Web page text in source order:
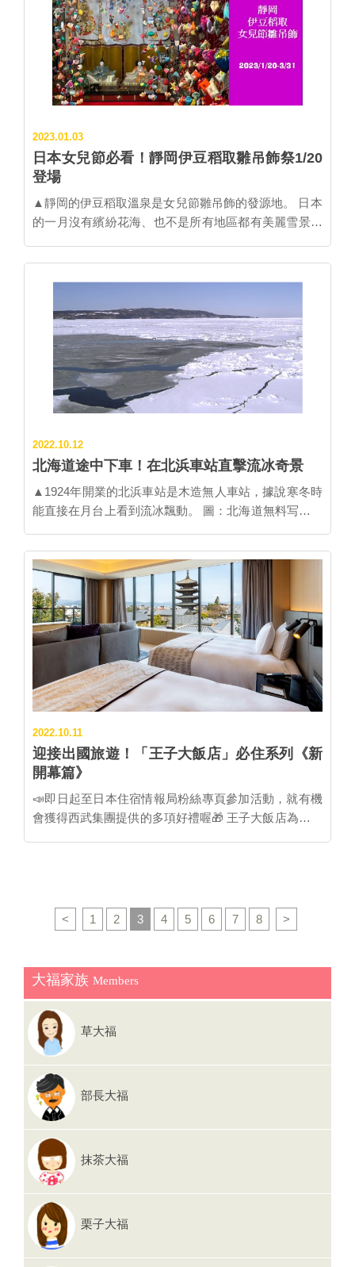
成「甜點之都」。其中又以「熱海布丁」最為人熟知，
並且已經開了2號店還是人氣買氣扶搖直上，是在地話
題名店。 ▲位於熱海車站前的熱海布丁本店不分平日或
假日總是大排長龍，目前共有六種基本款布丁， 售價每
瓶在400至420日圓之間。圖：株式會社FUJINONE╱提
馬作為品牌主角，呼應帶有鹽份的熱海溫泉。結果這款
復古又可愛的設計風格備受歡迎，不僅創下30萬瓶布丁
的銷售紀錄，每逢週末更是要排隊1小時以上才買得
到，於是隔年又開了2號店，店內特別設置以「澡堂」
概念打造出的內用空間。光是店門口大大粉紅門簾上的
論是河馬坐墊、布丁瓶抱枕、每個細節都讓人愛不釋
手。連焦糖布丁附的糖漿小瓶居然也是河馬造型。除了
布丁飲料甜點，周邊商品也很人氣。下次來熱海，一定
要來瞧瞧，你會跟我一樣大吃一驚，然後想要重新再次
好好認識熱海。 ╲熱海布丁（本店）╱ 地址：静岡縣熱
海市田原本町3-14 營業時間：10：00～18：00 公休
http://www.atami-purin.com/ ╲熱海布丁（Café 2nd）╱
地址：静岡縣熱海市銀座町10-22 （沢口大樓1樓） 營
業時間：10：00～18：00 公休日：不定休 交通方式：
JR熱海站徒歩12分鐘 官網：http://2nd.atami-purin.com
2023.01.03
日本女兒節必看！靜岡伊豆稻取雛吊飾祭1/20
登場
▲靜岡的伊豆稻取溫泉是女兒節雛吊飾的發源地。 日本
的一月沒有繽紛花海、也不是所有地區都有美麗雪景可
月便已經登場。靜岡縣伊豆半島的稻取女兒節以雛吊飾
形式聞名，將從1月20日登場、配合河津櫻花季，一路
區的傘福、福岡縣柳川市的SAGEMON女兒節吊飾並稱
為「日本三大雛吊飾」。 ▍女兒節雛吊飾的由來 發源於
江戶時代後期，據說是當地婦女以舊和服的布、或不要
的布塊，用充滿母愛與祈願的心情，一針一線仔細縫製
而成的吊飾，祈求保佑子女健康、無病無痛、家庭幸
福。 ▲稻取女兒節雛吊飾的主會場在文化公園雛之館。
月31日期間舉行，主會場為文化公園雛之館，共展出上
萬個迷你雛偶和可愛小物，其中超巨大雛吊飾(含6409
個小物件)和超大17層女兒節裝置平台是最大特色。期間
會碰上河津櫻綻放時節，看雛吊飾賞櫻一舉兩得。 【主
2023年1月20日～3月31日 ・時間：9:00～17:00（16:30
最後入場） ・門票：500日圓 ▲在雛之館
NABURATOTO(なぶらとと)展出的雛吊飾。 【協力会
場】雛之館NABURATOTO(なぶらとと)
https://goo.gl/maps/gRjiKyvRBCGYZRZg6 ・門票：100
日圓 ・期間：2月18日～3月12日 展出吊飾小物件約有
2200個，是江戶時代極具歷史價值的古今雛偶，還有舊
平戶藩士松浦家的壽免公主嫁到鳥...…
2022.10.12
北海道途中下車！在北浜車站直擊流冰奇景
▲1924年開業的北浜車站是木造無人車站，據說寒冬時
能直接在月台上看到流冰飄動。 圖：北海道無料写真素
計畫今年冬天前往北海道賞雪滑雪，在此推薦一個可以
近距離直接觀看流冰奇景的據點：坐落於網走市的「北
浜車站」。 釧網本線的「北浜車站」是最靠近鄂霍次克
海的無人車站。越過樸素的木造車站建築，月台的對面
便是一望無際的大海。雖然此地冬天極其酷寒，但因為
可以超近距離看見流冰漂浮的模樣，北浜車站可說是非
常人氣。同時因為遠離聚落，車站周遭甚麼都沒有，車
站旁邊的展望台可以自由來去，視野極佳。 這裡也是著
名的電影外景地。候車室從天花板到牆壁全貼滿了來訪
店「停車場」的存在，開業至今已經30多年，始終默默
守護著「北浜車站」這個無人車站，也是在地人和旅客
的最佳休憩之地。 ■如何前往北浜車站：從網走車站搭
乘釧網本線釧路方向的快速列車在北浜車站下...…
2022.10.11
迎接出國旅遊！「王子大飯店」必住系列《新
開幕篇》
📣即日起至日本住宿情報局粉絲專頁參加活動，就有機
會獲得西武集團提供的多項好禮喔🎁 王子大飯店為日本
疫情期間，積極向前的王子大飯店集團也沒有停下腳
步，持續拓展飯店版圖。不僅在2020年3月透過老屋再
都清水」；同年9月在東京極佳的地理位置上又開張了
「東京灣潮見王子飯店」。更在該年10月因應疫情避免
群聚、保持社交距離、以及徹底活用網路通訊科技的優
勢，推出了全新品牌「Prince Smart Inn系列」飯店，由
Prince Smart Inn惠比壽打頭陣，至今已有6家飯店，令
人期待。 京都｜青龍飯店京都清水｜80年京都小學改
建，清水寺徒步8分即達(2020年3月開幕) 青龍飯店京都
清水(The Hotel Seiryu Kyoto Kiyomizu)坐落在山坡上，
鄰近清水寺、八坂塔，擁有居高臨下的好視野；飯店4
層樓建築是由清水小學校舍改建而成，1869年創校的清
水小學，在1933年搬到現址重建，廢校後改裝重新設計
成洋溢低調奢華風的飯店。外觀上仍保留當時樣貌，可
見洗石子和貼磚外牆、拱型窗，充滿濃濃的歷史感。飯
店內則選擇性保留部分古老物件、樓梯扶手等，在走廊
間行走時宛如進入時光隧道。 ▲飯店大廳很古典。 ▲
樓梯和扶手依然保留昔時模樣。 ▲展出昔日清水小學老
< 1 2 3 4 5 6 7 8 >
大福家族 Members
草大福
部長大福
抹茶大福
栗子大福